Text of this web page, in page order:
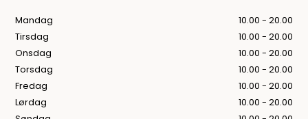
Mandag
10.00 - 20.00
Tirsdag
10.00 - 20.00
Onsdag
10.00 - 20.00
Torsdag
10.00 - 20.00
Fredag
10.00 - 20.00
Lørdag
10.00 - 20.00